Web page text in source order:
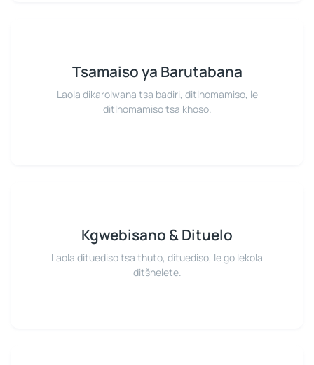
Tsamaiso ya Barutabana
Laola dikarolwana tsa badiri, ditlhomamiso, le
ditlhomamiso tsa khoso.
Kgwebisano & Dituelo
Laola dituediso tsa thuto, dituediso, le go lekola
ditšhelete.